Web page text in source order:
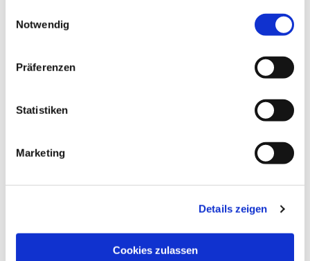
Notwendig
Präferenzen
Statistiken
Marketing
Details zeigen
Cookies zulassen